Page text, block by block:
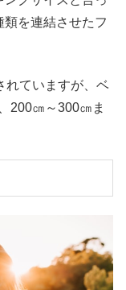
を連結させたフ
れていますが、ベ
200㎝～300㎝ま